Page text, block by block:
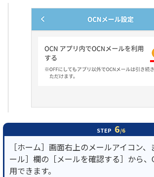
STEP 6/6
［ホーム］画面右上のメールアイコン
ール］欄の［メールを確認する］から
用できます。